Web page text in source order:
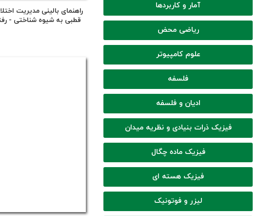
آمار و کاربردها
ریاضی محض
علوم کامپیوتر
فلسفه
ادیان و فلسفه
فیزیک ذرات بنیادی و نظریه میدان
فیزیک ماده چگال
فیزیک هسته ای
لیزر و فوتونیک
راهنمای بالینی مدیریت
قطبی به شیوه شناختی -